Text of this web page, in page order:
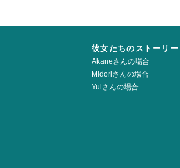
彼女たちのストーリー
Akaneさんの場合
Midoriさんの場合
Yuiさんの場合